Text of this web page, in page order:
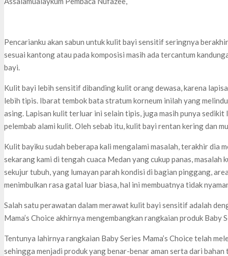
Pencarianku akan sabun untuk kulit bayi sensitif seringnya
sesuai kantong atau pada komposisi masih ada tercantum
bayi.
Kulit bayi lebih sensitif dibanding kulit orang dewasa, karena
lebih tipis. Ibarat tembok bata stratum korneum inilah yang
asing. Lapisan kulit terluar ini selain tipis, juga masih punya
pelembab alami kulit. Oleh sebab itu, kulit bayi rentan kering dan
Kulit bayiku sudah beberapa kali mengalami masalah, terakhir dia
sekarang kami di tengah cuaca Medan yang cukup panas,
sekujur tubuh, yang lumayan parah kondisi di bagian pinggang,
menimbulkan rasa gatal luar biasa, hal ini membuatnya tidak
Salah satu perawatan dalam merawat kulit bayi sensitif adalah
Mama’s Choice akhirnya mengembangkan rangkaian produk Baby
Tentunya lahirnya rangkaian Baby Series Mama’s Choice telah
sehingga menjadi produk yang benar-benar aman serta dari